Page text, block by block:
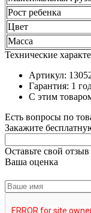
Рост ребенка
Цвет
Масса
Технические
Артикул:
Гарантия: 1
С этим
Есть вопросы по
Закажите
Оставьте свой отзыв
Ваша оценка